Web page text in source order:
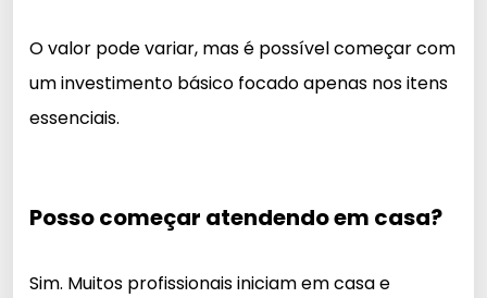
O valor pode variar, mas é possível começar com
um investimento básico focado apenas nos itens
essenciais.
Posso começar atendendo em casa?
Sim. Muitos profissionais iniciam em casa e